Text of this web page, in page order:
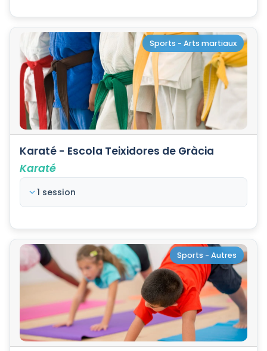
Sports - Arts martiaux
Karaté - Escola Teixidores de Gràcia
Karaté
1 session
Sports - Autres